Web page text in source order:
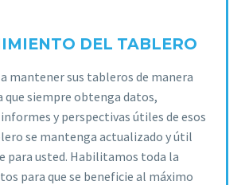
DEL TABLERO
mantener sus tableros de manera
que siempre obtenga datos,
y perspectivas útiles de esos
se mantenga actualizado y útil
para usted. Habilitamos toda la
para que se beneficie al máximo